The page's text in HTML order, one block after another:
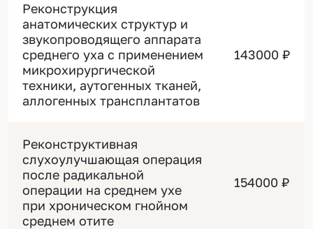
Реконструкция
анатомических структур и
звукопроводящего аппарата
среднего уха с применением
микрохирургической
техники, аутогенных тканей,
аллогенных трансплантатов
143000 ₽
Реконструктивная
слухоулучшающая операция
после радикальной
операции на среднем ухе
при хроническом гнойном
среднем отите
154000 ₽